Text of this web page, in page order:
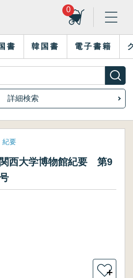
0
書 韓国書 電子書籍
詳細検索
紀要
関西大学博物館紀要 第9
＋